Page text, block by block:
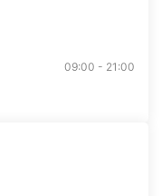
09:00 - 21:00